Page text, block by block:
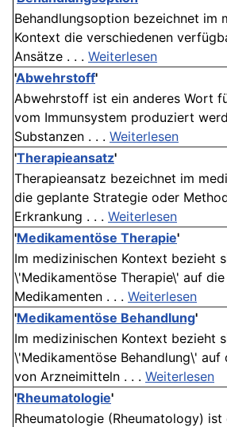
Behandlungsoption bezeichnet im
Kontext die verschiedenen
Ansätze . . . Weiterlesen
'Abwehrstoff'
Abwehrstoff ist ein anderes Wort
vom Immunsystem produziert
Substanzen . . . Weiterlesen
'Therapieansatz'
Therapieansatz bezeichnet im
die geplante Strategie oder
Erkrankung . . . Weiterlesen
'Medikamentöse Therapie'
Im medizinischen Kontext bezieht
\'Medikamentöse Therapie\' auf
Medikamenten . . . Weiterlesen
'Medikamentöse Behandlung'
Im medizinischen Kontext bezieht
\'Medikamentöse Behandlung\' auf
von Arzneimitteln . . . Weiterlesen
'Rheumatologie'
Rheumatologie (Rheumatology)